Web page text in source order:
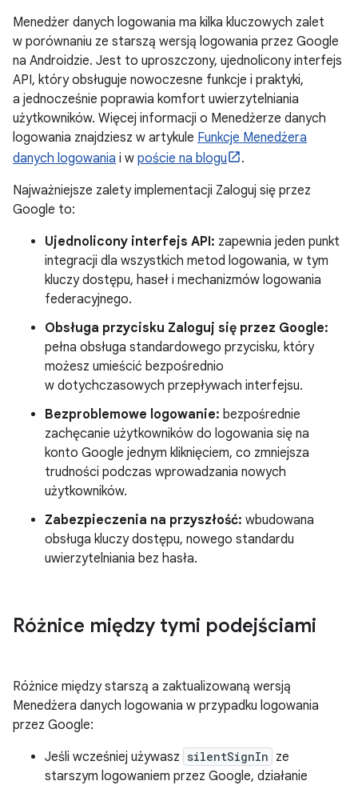
Menedżer danych logowania ma kilka kluczowych zalet
w porównaniu ze starszą wersją logowania przez Google
na Androidzie. Jest to uproszczony, ujednolicony interfejs
API, który obsługuje nowoczesne funkcje i praktyki,
a jednocześnie poprawia komfort uwierzytelniania
użytkowników. Więcej informacji o Menedżerze danych
logowania znajdziesz w artykule Funkcje Menedżera
danych logowania i w poście na blogu
.
Najważniejsze zalety implementacji Zaloguj się przez
Google to:
Ujednolicony interfejs API: zapewnia jeden punkt
integracji dla wszystkich metod logowania, w tym
kluczy dostępu, haseł i mechanizmów logowania
federacyjnego.
Obsługa przycisku Zaloguj się przez Google:
pełna obsługa standardowego przycisku, który
możesz umieścić bezpośrednio
w dotychczasowych przepływach interfejsu.
Bezproblemowe logowanie: bezpośrednie
zachęcanie użytkowników do logowania się na
konto Google jednym kliknięciem, co zmniejsza
trudności podczas wprowadzania nowych
użytkowników.
Zabezpieczenia na przyszłość: wbudowana
obsługa kluczy dostępu, nowego standardu
uwierzytelniania bez hasła.
Różnice między tymi podejściami
Różnice między starszą a zaktualizowaną wersją
Menedżera danych logowania w przypadku logowania
przez Google:
Jeśli wcześniej używasz silentSignIn ze
starszym logowaniem przez Google, działanie